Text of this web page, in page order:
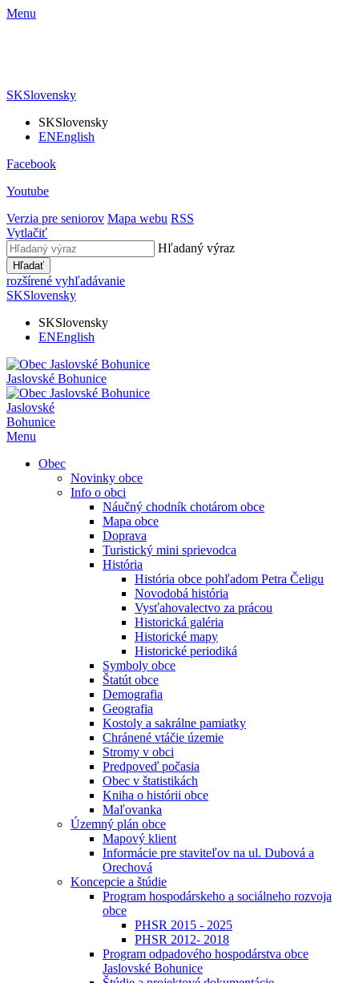
Menu
SKSlovensky
SKSlovensky
ENEnglish
Facebook
Youtube
Verzia pre seniorov Mapa webu RSS
Vytlačiť
Hľadaný výraz
Hľadať
rozšírené vyhľadávanie
SKSlovensky
SKSlovensky
ENEnglish
Jaslovské Bohunice
Jaslovské
Bohunice
Menu
Obec
Novinky obce
Info o obci
Náučný chodník chotárom obce
Mapa obce
Doprava
Turistický mini sprievodca
História
História obce pohľadom Petra Čeligu
Novodobá história
Vysťahovalectvo za prácou
Historická galéria
Historické mapy
Historické periodiká
Symboly obce
Štatút obce
Demografia
Geografia
Kostoly a sakrálne pamiatky
Chránené vtáčie územie
Stromy v obci
Predpoveď počasia
Obec v štatistikách
Kniha o histórii obce
Maľovanka
Územný plán obce
Mapový klient
Informácie pre staviteľov na ul. Dubová a
Orechová
Koncepcie a štúdie
Program hospodárskeho a sociálneho rozvoja
obce
PHSR 2015 - 2025
PHSR 2012- 2018
Program odpadového hospodárstva obce
Jaslovské Bohunice